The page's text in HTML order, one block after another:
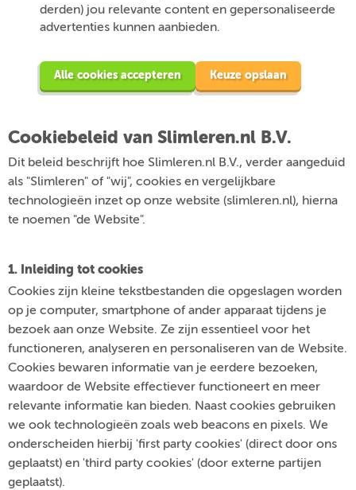
derden) jou relevante content en gepersonaliseerde
advertenties kunnen aanbieden.
Alle cookies accepteren Keuze opslaan
Cookiebeleid van Slimleren.nl B.V.
Dit beleid beschrijft hoe Slimleren.nl B.V., verder aangeduid
als "Slimleren" of "wij", cookies en vergelijkbare
technologieën inzet op onze website (slimleren.nl), hierna
te noemen "de Website".
1. Inleiding tot cookies
Cookies zijn kleine tekstbestanden die opgeslagen worden
op je computer, smartphone of ander apparaat tijdens je
bezoek aan onze Website. Ze zijn essentieel voor het
functioneren, analyseren en personaliseren van de Website.
Cookies bewaren informatie van je eerdere bezoeken,
waardoor de Website effectiever functioneert en meer
relevante informatie kan bieden. Naast cookies gebruiken
we ook technologieën zoals web beacons en pixels. We
onderscheiden hierbij 'first party cookies' (direct door ons
geplaatst) en 'third party cookies' (door externe partijen
geplaatst).